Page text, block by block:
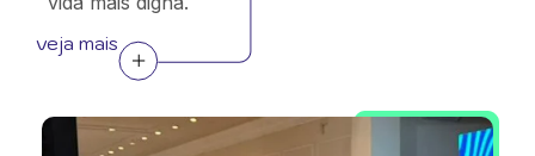
veja mais